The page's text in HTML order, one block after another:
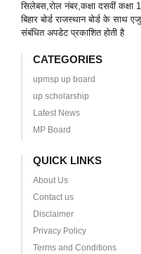
सिलेबस,रोल नंबर,कक्षा दसवीं कक्षा
बिहार बोर्ड राजस्थान बोर्ड के
संबंधित अपडेट प्रकाशित होती है
CATEGORIES
upmsp up board
up scholarship
Latest News
MP Board
QUICK LINKS
About Us
Contact us
Disclaimer
Privacy Policy
Terms and Conditions